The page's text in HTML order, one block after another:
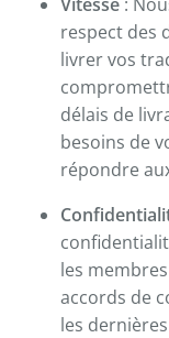
respect des
livrer vos
délais de
besoins de
répondre
les
accords de
les